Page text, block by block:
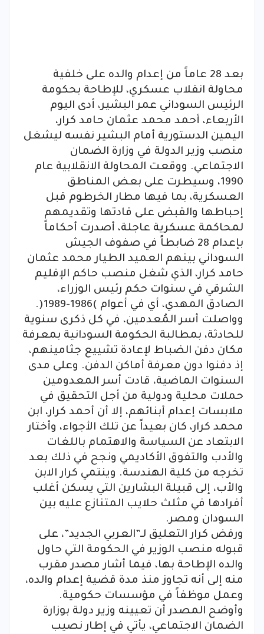
بعد 28 عاماً من إعدام والده على خلفية
محاولة انقلاب عسكري، للإطاحة بحكومة
الرئيس السوداني عمر البشير، أدى اليوم
الأربعاء، أحمد محمد عثمان حامد كرار،
اليمين الدستورية أمام البشير نفسه ليشغل
منصب وزير الدولة في وزارة الضمان
الاجتماعي. ووقعت المحاولة الانقلابية عام
1990، وسيطرت على بعض المناطق
العسكرية، بما فيها مطار الخرطوم قبل
إحباطها والقبض على قادتها وتقديمهم
لمحاكمة عسكرية عاجلة، أصدرت أحكاماً
بإعدام 28 ضابطاً في صفوف الجيش
السوداني بينهم العميد الطيار محمد عثمان
حامد كرار، الذي شغل منصب حاكم الإقليم
الشرقي في سنوات حكم رئيس الوزراء،
الصادق المهدي، أي في أعوام )1986-1989(.
وواصلت أسر المُعدمين، في كل ذكرى سنوية
للحادثة، بمطالبة الحكومة السودانية بمعرفة
مكان دفن الضباط لإعادة تشييع جثامينهم،
إذ دفنوا دون معرفة أماكن الدفن. وعلى مدى
السنوات الماضية، قادت أسر المعدومين
حملات محلية ودولية من أجل التحقيق في
ملابسات إعدام أبنائهم، إلا أن أحمد كرار، ابن
محمد كرار، كان بعيداً عن تلك الأجواء، وأختار
الابتعاد عن السياسة والاهتمام باللغات
والأدب والتفوق الأكاديمي ونجح في ذلك بعد
تخرجه من كلية الهندسة. وينتمي كرار الابن
والأب، إلى قبيلة البشارين التي يسكن أغلب
أفرادها في مثلث حلايب المتنازع عليه بين
السودان ومصر.
ورفض كرار التعليق لـ”العربي الجديد”، على
قبوله منصب الوزير في الحكومة التي حاول
والده الإطاحة بها، فيما أشار مصدر مقرب
منه إلى أنه تجاوز منذ مدة قضية إعدام والده،
وعمل موظفاً في مؤسسات حكومية.
وأوضح المصدر أن تعيينه وزير دولة بوزارة
الضمان الاجتماعي، يأتي في إطار نصيب